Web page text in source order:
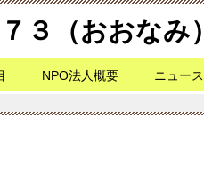
３（おおなみ）
NPO法人概要 ニュース